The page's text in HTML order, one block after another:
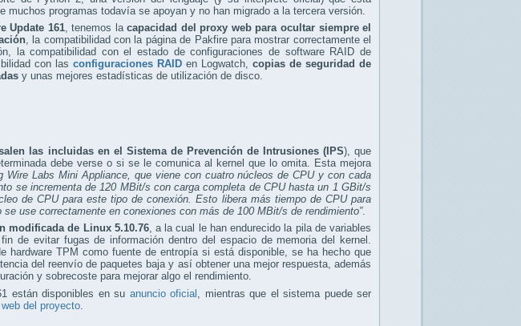
muchos programas todavía se apoyan y no han migrado a la tercera versión.
Update 161, tenemos lacapacidad del proxy web para ocultar siempre el
, la compatibilidad con la página de Pakfire para mostrar correctamente el
la compatibilidad con el estado de configuraciones de software RAID de
con las configuraciones RAID en Logwatch, copias de seguridad de
y unas mejores estadísticas de utilización de disco.
las incluidas en el Sistema de Prevención de Intrusiones (IPS), que
debe verse o si se le comunica al kernel que lo omita. Esta mejora
Wire Labs Mini Appliance, que viene con cuatro núcleos de CPU y con cada
se incrementa de 120 MBit/s con carga completa de CPU hasta un 1 GBit/s
de CPU para este tipo de conexión. Esto libera más tiempo de CPU para
use correctamente en conexiones con más de 100 MBit/s de rendimiento”.
modificada de Linux 5.10.76, a la cual le han endurecido la pila de variables
de evitar fugas de información dentro del espacio de memoria del kernel.
hardware TPM como fuente de entropía si está disponible, se ha hecho que
del reenvío de paquetes baja y así obtener una mejor respuesta, además
y sobrecoste para mejorar algo el rendimiento.
están disponibles en su anuncio oficial
, mientras que el sistema puede ser
del proyecto